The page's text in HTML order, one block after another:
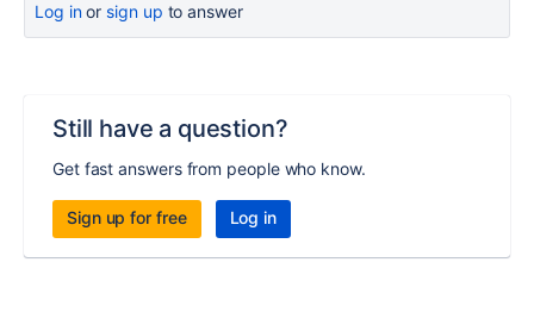
Log inor sign up to answer
Still have a question?
Get fast answers from people who know.
Sign up for free Log in